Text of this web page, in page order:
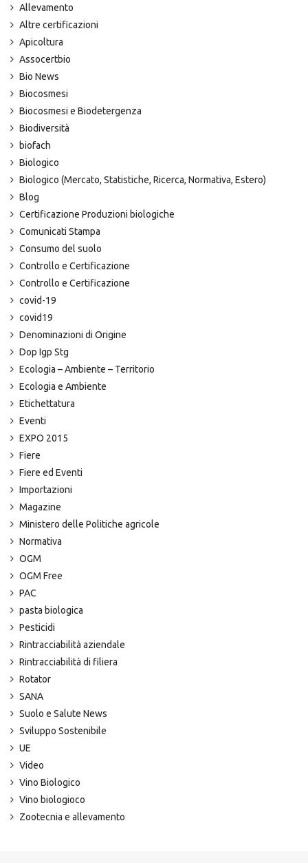
Allevamento
Altre certificazioni
Apicoltura
Assocertbio
Bio News
Biocosmesi
Biocosmesi e Biodetergenza
Biodiversità
biofach
Biologico
Biologico (Mercato, Statistiche, Ricerca, Normativa, Estero)
Blog
Certificazione Produzioni biologiche
Comunicati Stampa
Consumo del suolo
Controllo e Certificazione
Controllo e Certificazione
covid-19
covid19
Denominazioni di Origine
Dop Igp Stg
Ecologia – Ambiente – Territorio
Ecologia e Ambiente
Etichettatura
Eventi
EXPO 2015
Fiere
Fiere ed Eventi
Importazioni
Magazine
Ministero delle Politiche agricole
Normativa
OGM
OGM Free
PAC
pasta biologica
Pesticidi
Rintracciabilità aziendale
Rintracciabilità di filiera
Rotator
SANA
Suolo e Salute News
Sviluppo Sostenibile
UE
Video
Vino Biologico
Vino biologioco
Zootecnia e allevamento